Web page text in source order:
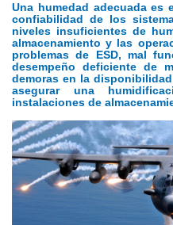
Una humedad adecuada
confiabilidad de los
niveles insuficientes de
almacenamiento y las
problemas de ESD, mal
desempeño deficiente de
demoras en la
asegurar una
instalaciones de